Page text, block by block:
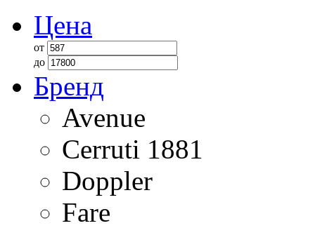
Цена
от
до
Бренд
Avenue
Cerruti 1881
Doppler
Fare